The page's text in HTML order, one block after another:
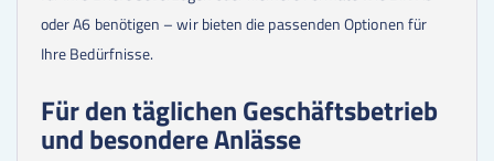
oder A6 benötigen – wir bieten die passenden Optionen für
Ihre Bedürfnisse.
Für den täglichen Geschäftsbetrieb
und besondere Anlässe